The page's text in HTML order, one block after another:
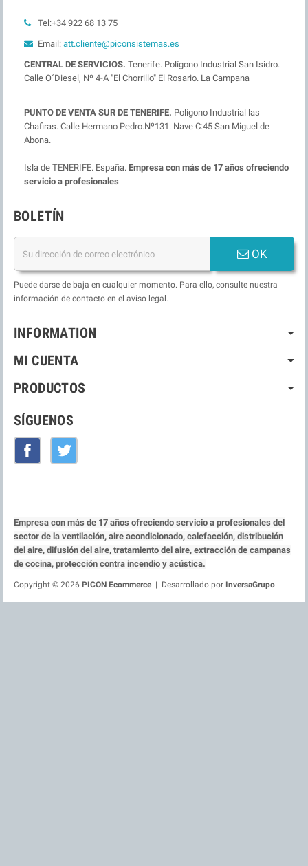
Tel:+34 922 68 13 75
Email: att.cliente@piconsistemas.es
CENTRAL DE SERVICIOS. Tenerife. Polígono Industrial San Isidro.
Calle O´Diesel, Nº 4-A "El Chorrillo" El Rosario. La Campana
PUNTO DE VENTA SUR DE TENERIFE. Polígono Industrial las
Chafiras. Calle Hermano Pedro.Nº131. Nave C:45 San Miguel de
Abona.
Isla de TENERIFE. España. Empresa con más de 17 años ofreciendo
servicio a profesionales
BOLETÍN
OK
Puede darse de baja en cualquier momento. Para ello, consulte nuestra
información de contacto en el aviso legal.
INFORMATION
MI CUENTA
PRODUCTOS
SÍGUENOS
Facebook
Empresa con más de 17 años ofreciendo servicio a profesionales del
sector de la ventilación, aire acondicionado, calefacción, distribución
del aire, difusión del aire, tratamiento del aire, extracción de campanas
de cocina, protección contra incendio y acústica.
Copyright © 2026 PICON Ecommerce | Desarrollado por InversaGrupo